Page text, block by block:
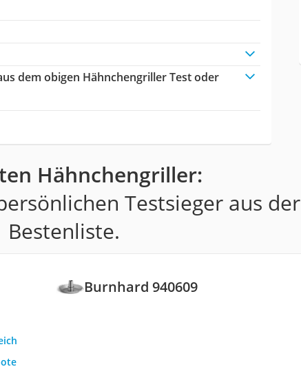
dem obigen Hähnchengriller Test oder
Hähnchengriller:
Testsieger aus der
Bestenliste.
Burnhard 940609